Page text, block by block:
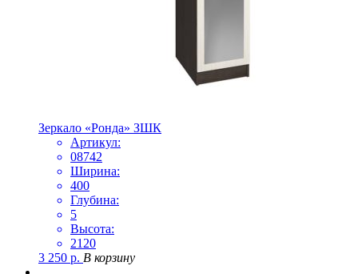
Зеркало «Ронда» ЗШК
Артикул:
08742
Ширина:
400
Глубина:
5
Высота:
2120
3 250 р. В корзину